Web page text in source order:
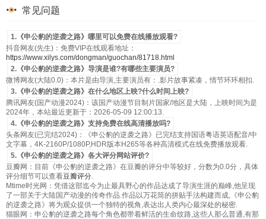
常见问题
1.《申公豹的逆袭之路》哪里可以免费在线播放观看?
抖音网友(先生)：免费VIP在线观看地址：
https://www.xilys.com/dongman/guochan/81718.html
2.《申公豹的逆袭之路》导演是谁?有哪些主要演员?
微博网友(大陆0.0)：本片是由导演,主要演员有：.影片故事紧凑，情节环环相扣.
3.《申公豹的逆袭之路》在什么地区上映?什么时间上映?
腾讯网友(国产动漫2024)：该国产动漫节目制片国家/地区是大陆，上映时间为是
2024年，本站最近更新于：2026-05-09 12:00:13.
4.《申公豹的逆袭之路》支持免费在线高清播放吗?
头条网友(已完结2024)：《申公豹的逆袭之路》已完结支持国语粤语英语配音/中
文字幕，4K-2160P/1080P,HDR版本H265等各种高清模式在线免费播放观看.
5.《申公豹的逆袭之路》各大评分网站评价?
豆瓣网：目前《申公豹的逆袭之路》在豆瓣的评分中等较好，分数为0.0分，具体
评分细节可以查看豆瓣评分.
Mtime时光网：凭借这部迄今为止最具野心的作品达成了导演生涯的巅峰,他呈现
了一部关于大陆国产动漫的传奇作品.作品以万花筒的拼贴手法构建而成,《申公豹
的逆袭之路》将为观众提供一个独特的视角,表达出人类内心最深处的秘密.
猫眼网：申公豹的逆袭之路每个角色都带着鲜活的生命纹路,这些人那么普通,有那